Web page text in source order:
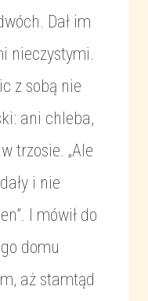
Dał im
nieczystymi.
z sobą nie
ani chleba,
trzosie. „Ale
i nie
I mówił do
domu
aż stamtąd